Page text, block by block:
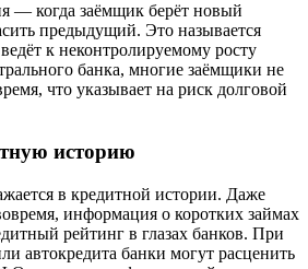
— когда заёмщик берёт новый
предыдущий. Это называется
к неконтролируемому росту
банка, многие заёмщики не
что указывает на риск долговой
историю
в кредитной истории. Даже
информация о коротких займах
рейтинг в глазах банков. При
автокредита банки могут расценить